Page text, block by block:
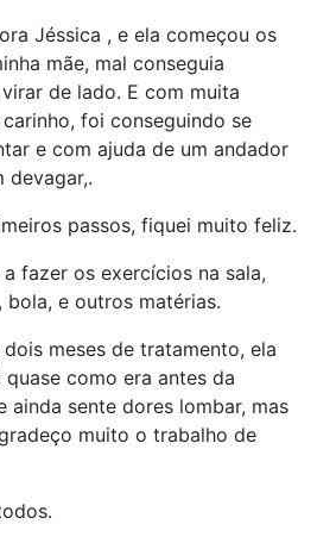
Jéssica , e ela começou os
mãe, mal conseguia
de lado. E com muita
foi conseguindo se
e com ajuda de um andador
devagar,.
passos, fiquei muito feliz.
fazer os exercícios na sala,
e outros matérias.
meses de tratamento, ela
como era antes da
ainda sente dores lombar, mas
muito o trabalho de